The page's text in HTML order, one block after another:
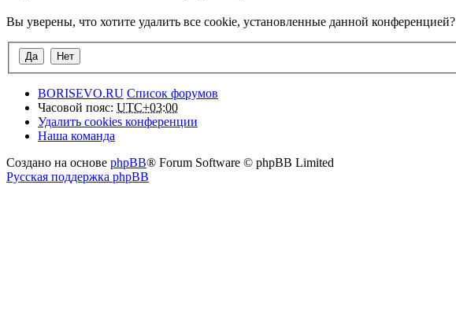
Вы уверены, что хотите удалить все cookie, установленные данной конференцией?
BORISEVO.RU Список форумов
Часовой пояс: UTC+03:00
Удалить cookies конференции
Наша команда
Создано на основе phpBB® Forum Software © phpBB Limited
Русская поддержка phpBB